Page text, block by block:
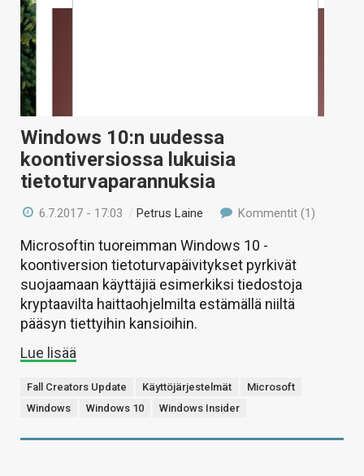
Windows 10:n uudessa
koontiversiossa lukuisia
tietoturvaparannuksia
6.7.2017 - 17:03 /Petrus Laine Kommentit (1)
Microsoftin tuoreimman Windows 10 -
koontiversion tietoturvapäivitykset pyrkivät
suojaamaan käyttäjiä esimerkiksi tiedostoja
kryptaavilta haittaohjelmilta estämällä niiltä
pääsyn tiettyihin kansioihin.
Lue lisää
Fall Creators Update Käyttöjärjestelmät
Microsoft
Windows
Windows 10 Windows Insider